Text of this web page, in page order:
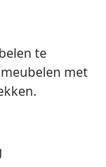
te
met